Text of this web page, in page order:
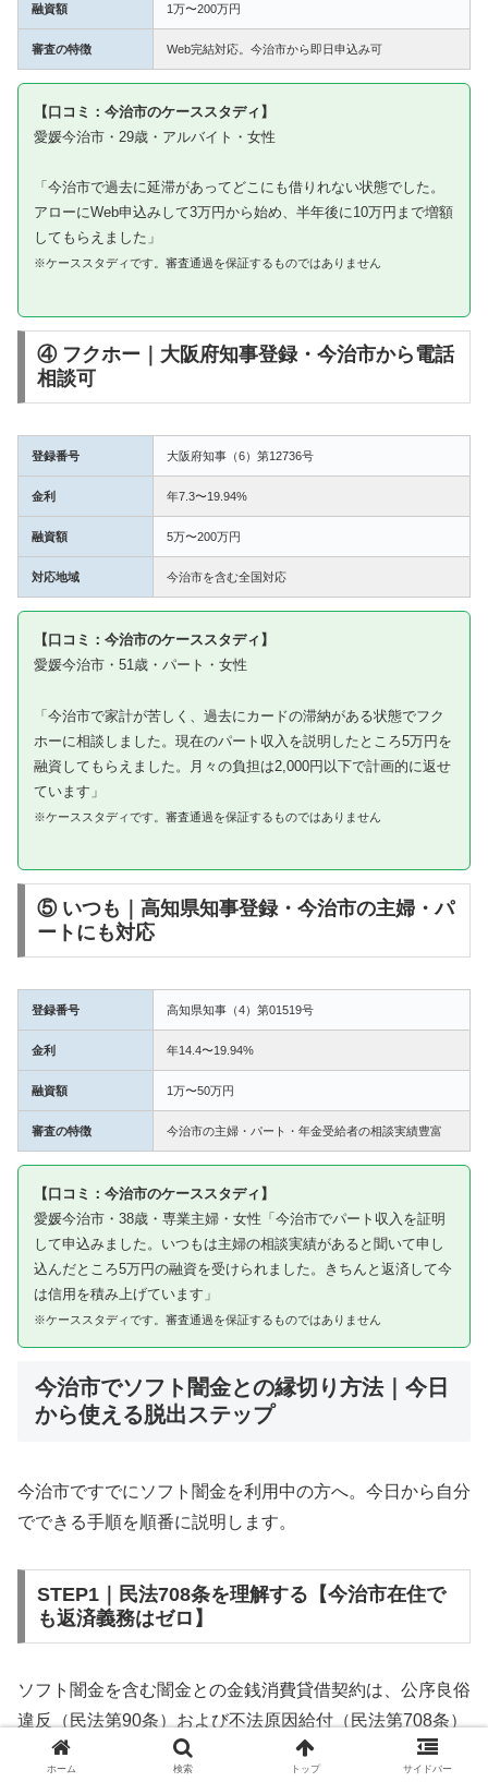
融資額 1万〜200万円
審査の特徴 Web完結対応。今治市から即日申込み可
【口コミ：今治市のケーススタディ】
愛媛今治市・29歳・アルバイト・女性
「今治市で過去に延滞があってどこにも借りれない状態でした。
アローにWeb申込みして3万円から始め、半年後に10万円まで増額
してもらえました」
※ケーススタディです。審査通過を保証するものではありません
④ フクホー｜大阪府知事登録・今治市から電話
相談可
登録番号 大阪府知事（6）第12736号
金利 年7.3〜19.94%
融資額 5万〜200万円
対応地域 今治市を含む全国対応
【口コミ：今治市のケーススタディ】
愛媛今治市・51歳・パート・女性
「今治市で家計が苦しく、過去にカードの滞納がある状態でフク
ホーに相談しました。現在のパート収入を説明したところ5万円を
融資してもらえました。月々の負担は2,000円以下で計画的に返せ
ています」
※ケーススタディです。審査通過を保証するものではありません
⑤ いつも｜高知県知事登録・今治市の主婦・パ
ートにも対応
登録番号 高知県知事（4）第01519号
金利 年14.4〜19.94%
融資額 1万〜50万円
審査の特徴 今治市の主婦・パート・年金受給者の相談実績豊富
【口コミ：今治市のケーススタディ】
愛媛今治市・38歳・専業主婦・女性「今治市でパート収入を証明
して申込みました。いつもは主婦の相談実績があると聞いて申し
込んだところ5万円の融資を受けられました。きちんと返済して今
は信用を積み上げています」
※ケーススタディです。審査通過を保証するものではありません
今治市でソフト闇金との縁切り方法｜今日
から使える脱出ステップ
今治市ですでにソフト闇金を利用中の方へ。今日から自分
でできる手順を順番に説明します。
STEP1｜民法708条を理解する【今治市在住で
も返済義務はゼロ】
ソフト闇金を含む闇金との金銭消費貸借契約は、公序良俗
違反（民法第90条）および不法原因給付（民法第708条）
に該当するため、法的には無効です。今治市在住であって
ホーム 検索 トップ サイドバー